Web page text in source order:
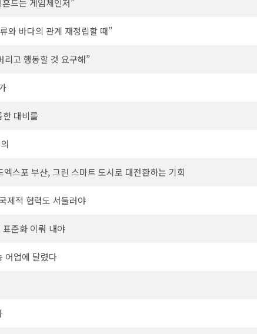
와 바다의 관계 재정립할 때”
고 행동할 것 요구해”
대비를
스포 부산, 그린 스마트 도시로 대전환하는 기회
제적 협력도 서둘러야
준화 이뤄 내야
어업에 달렸다